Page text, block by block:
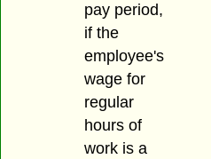
pay period,
if the
employee's
wage for
regular
hours of
work is a